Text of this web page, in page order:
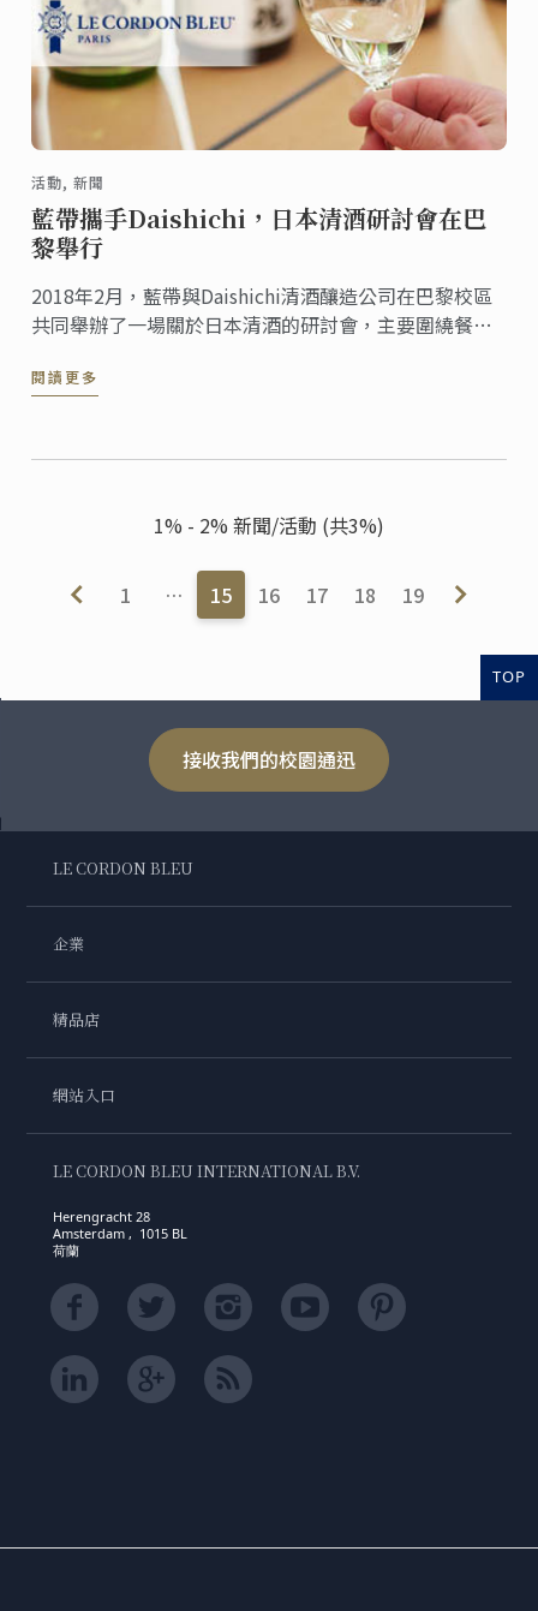
活動, 新聞
藍帶攜手Daishichi，日本清酒研討會在巴
黎舉行
2018年2月，藍帶與Daishichi清酒釀造公司在巴黎校區
共同舉辦了一場關於日本清酒的研討會，主要圍繞餐酒
域的翹楚，此次研討會可謂是一次創新與合作的里程
閱讀更多
1% - 2% 新聞/活動 (共3%)
1 … 15 16 17 18 19
TOP
接收我們的校園通迅
LE CORDON BLEU
企業
精品店
網站入口
LE CORDON BLEU INTERNATIONAL B.V.
Herengracht 28
Amsterdam , 1015 BL
荷蘭